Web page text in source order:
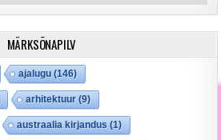
MÄRKSÕNAPILV
ajalugu (146)
arhitektuur (9)
austraalia kirjandus (1)